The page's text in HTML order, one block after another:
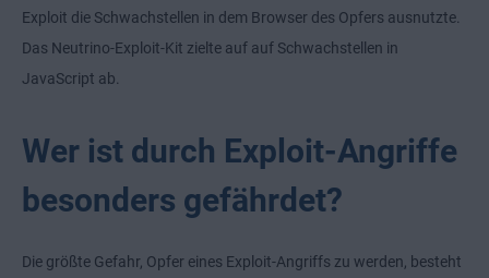
Exploit die Schwachstellen in dem Browser des Opfers ausnutzte.
Das Neutrino-Exploit-Kit zielte auf auf Schwachstellen in
JavaScript ab.
Wer ist durch Exploit-Angriffe
besonders gefährdet?
Die größte Gefahr, Opfer eines Exploit-Angriffs zu werden, besteht